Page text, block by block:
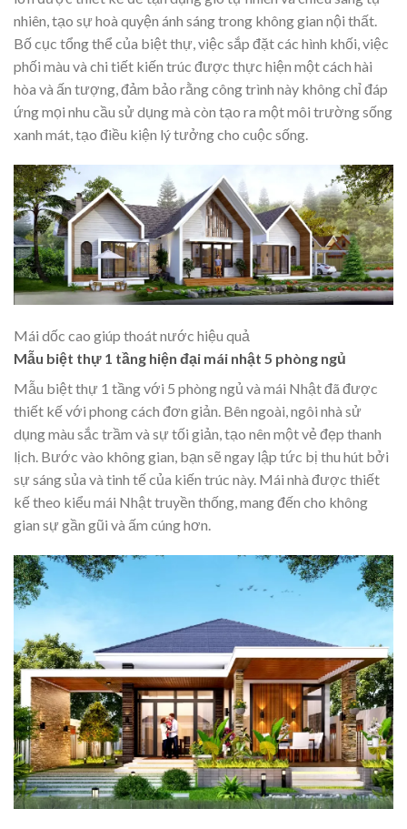
nhiên, tạo sự hoà quyện ánh sáng trong không gian nội thất.
Bố cục tổng thể của biệt thự, việc sắp đặt các hình khối, việc
phối màu và chi tiết kiến trúc được thực hiện một cách hài
hòa và ấn tượng, đảm bảo rằng công trình này không chỉ đáp
ứng mọi nhu cầu sử dụng mà còn tạo ra một môi trường sống
xanh mát, tạo điều kiện lý tưởng cho cuộc sống.
Mái dốc cao giúp thoát nước hiệu quả
Mẫu biệt thự 1 tầng hiện đại mái nhật 5 phòng ngủ
Mẫu biệt thự 1 tầng với 5 phòng ngủ và mái Nhật đã được
thiết kế với phong cách đơn giản. Bên ngoài, ngôi nhà sử
dụng màu sắc trầm và sự tối giản, tạo nên một vẻ đẹp thanh
lịch. Bước vào không gian, bạn sẽ ngay lập tức bị thu hút bởi
sự sáng sủa và tinh tế của kiến trúc này. Mái nhà được thiết
kế theo kiểu mái Nhật truyền thống, mang đến cho không
gian sự gần gũi và ấm cúng hơn.